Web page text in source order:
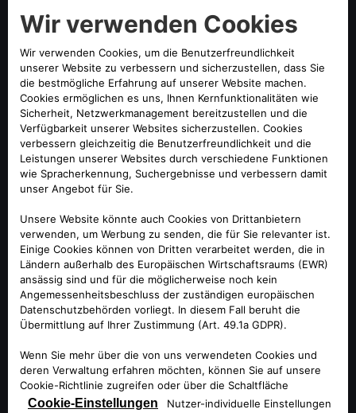
Romeo, Fahrzeuge anzubieten, die Stil, Leistung und
Spitzentechnologie in sich vereinen.
Mit dem Junior kehrt Alfa Romeo ins B-Segment zurück und
vereint italienischen Stil, sportliche Leistung und
fortschrittliche Technologie. Er ist als Hybrid- und
Elektroversion erhältlich und spricht sowohl langjährige
Alfisti als auch eine neue Generation von Autoliebhabern
an.
des Quattroruote, nach Modellen wie dem 147, MiTo,
Giulietta, Giulia, Stelvio und Tonale. Der Erfolg auf dem
Markt mit fast 5.000 Bestellungen und 2.300 Zulassungen
bis Ende 2024 bestätigt seine Attraktivität.
Die Auszeichnung untermalt das Engagement von Alfa
Romeo für Innovation und Fahrerlebnisse, die begeistern.